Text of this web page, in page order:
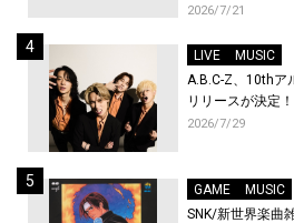
トが到着！9月に
2026/7/21
LIVE
MUSIC
A.B.C-Z、10thア
リリースが決定
2026/7/29
GAME
MUSIC
SNK/新世界楽曲